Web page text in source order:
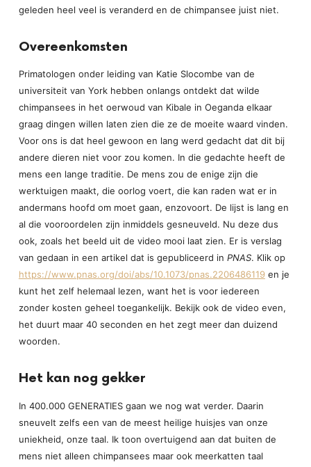
geleden heel veel is veranderd en de chimpansee juist niet.
Overeenkomsten
Primatologen onder leiding van Katie Slocombe van de
universiteit van York hebben onlangs ontdekt dat wilde
chimpansees in het oerwoud van Kibale in Oeganda elkaar
graag dingen willen laten zien die ze de moeite waard vinden.
Voor ons is dat heel gewoon en lang werd gedacht dat dit bij
andere dieren niet voor zou komen. In die gedachte heeft de
mens een lange traditie. De mens zou de enige zijn die
werktuigen maakt, die oorlog voert, die kan raden wat er in
andermans hoofd om moet gaan, enzovoort. De lijst is lang en
al die vooroordelen zijn inmiddels gesneuveld. Nu deze dus
ook, zoals het beeld uit de video mooi laat zien. Er is verslag
van gedaan in een artikel dat is gepubliceerd in PNAS. Klik op
https://www.pnas.org/doi/abs/10.1073/pnas.2206486119en je
kunt het zelf helemaal lezen, want het is voor iedereen
zonder kosten geheel toegankelijk. Bekijk ook de video even,
het duurt maar 40 seconden en het zegt meer dan duizend
woorden.
Het kan nog gekker
In 400.000 GENERATIES gaan we nog wat verder. Daarin
sneuvelt zelfs een van de meest heilige huisjes van onze
uniekheid, onze taal. Ik toon overtuigend aan dat buiten de
mens niet alleen chimpansees maar ook meerkatten taal